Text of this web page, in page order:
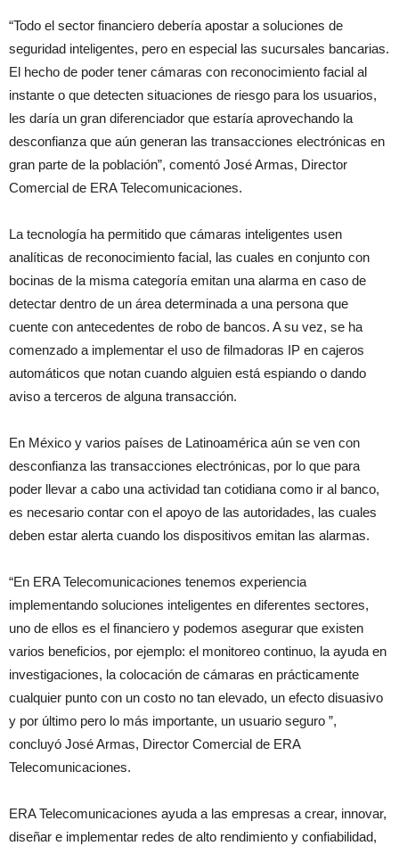
“Todo el sector financiero debería apostar a soluciones de
seguridad inteligentes, pero en especial las sucursales bancarias.
El hecho de poder tener cámaras con reconocimiento facial al
instante o que detecten situaciones de riesgo para los usuarios,
les daría un gran diferenciador que estaría aprovechando la
desconfianza que aún generan las transacciones electrónicas en
gran parte de la población”, comentó José Armas, Director
Comercial de ERA Telecomunicaciones.
La tecnología ha permitido que cámaras inteligentes usen
analíticas de reconocimiento facial, las cuales en conjunto con
bocinas de la misma categoría emitan una alarma en caso de
detectar dentro de un área determinada a una persona que
cuente con antecedentes de robo de bancos. A su vez, se ha
comenzado a implementar el uso de filmadoras IP en cajeros
automáticos que notan cuando alguien está espiando o dando
aviso a terceros de alguna transacción.
En México y varios países de Latinoamérica aún se ven con
desconfianza las transacciones electrónicas, por lo que para
poder llevar a cabo una actividad tan cotidiana como ir al banco,
es necesario contar con el apoyo de las autoridades, las cuales
deben estar alerta cuando los dispositivos emitan las alarmas.
“En ERA Telecomunicaciones tenemos experiencia
implementando soluciones inteligentes en diferentes sectores,
uno de ellos es el financiero y podemos asegurar que existen
varios beneficios, por ejemplo: el monitoreo continuo, la ayuda en
investigaciones, la colocación de cámaras en prácticamente
cualquier punto con un costo no tan elevado, un efecto disuasivo
y por último pero lo más importante, un usuario seguro ”,
concluyó José Armas, Director Comercial de ERA
Telecomunicaciones.
ERA Telecomunicaciones ayuda a las empresas a crear, innovar,
diseñar e implementar redes de alto rendimiento y confiabilidad,